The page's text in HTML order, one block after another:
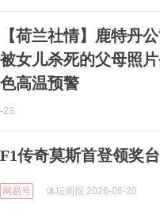
【荷兰社情】鹿特丹
被女儿杀死的父母照
色高温预警
23
F1传奇莫斯首登领奖
网易号 体坛周报 2026-06-20